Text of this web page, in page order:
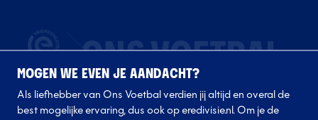
MOGEN WE EVEN JE AANDACHT?
Als liefhebber van Ons Voetbal verdien jij altijd en overal de
best mogelijke ervaring, dus ook op eredivisie.nl. Om je de